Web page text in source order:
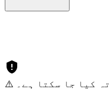
کیا جا سکتا ہے۔